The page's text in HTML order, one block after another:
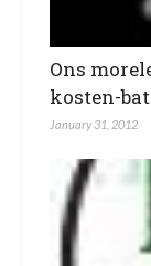
Ons
kosten-
January 31, 2012